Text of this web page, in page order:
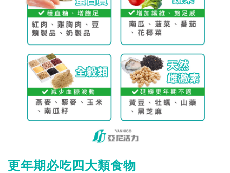
更年期必吃四大類食物